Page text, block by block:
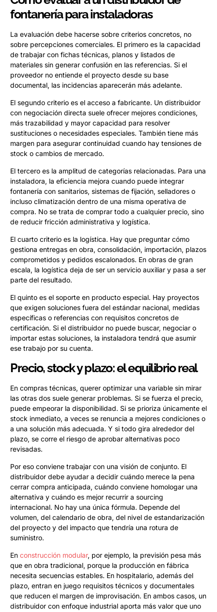
fontanería para instaladoras
La evaluación debe hacerse sobre criterios concretos, no
sobre percepciones comerciales. El primero es la capacidad
de trabajar con fichas técnicas, planos y listados de
materiales sin generar confusión en las referencias. Si el
proveedor no entiende el proyecto desde su base
documental, las incidencias aparecerán más adelante.
El segundo criterio es el acceso a fabricante. Un distribuidor
con negociación directa suele ofrecer mejores condiciones,
más trazabilidad y mayor capacidad para resolver
sustituciones o necesidades especiales. También tiene más
margen para asegurar continuidad cuando hay tensiones de
stock o cambios de mercado.
El tercero es la amplitud de categorías relacionadas. Para una
instaladora, la eficiencia mejora cuando puede integrar
fontanería con sanitarios, sistemas de fijación, selladores o
incluso climatización dentro de una misma operativa de
compra. No se trata de comprar todo a cualquier precio, sino
de reducir fricción administrativa y logística.
El cuarto criterio es la logística. Hay que preguntar cómo
gestiona entregas en obra, consolidación, importación, plazos
comprometidos y pedidos escalonados. En obras de gran
escala, la logística deja de ser un servicio auxiliar y pasa a ser
parte del resultado.
El quinto es el soporte en producto especial. Hay proyectos
que exigen soluciones fuera del estándar nacional, medidas
específicas o referencias con requisitos concretos de
certificación. Si el distribuidor no puede buscar, negociar o
importar estas soluciones, la instaladora tendrá que asumir
ese trabajo por su cuenta.
Precio, stock y plazo: el equilibrio real
En compras técnicas, querer optimizar una variable sin mirar
las otras dos suele generar problemas. Si se fuerza el precio,
puede empeorar la disponibilidad. Si se prioriza únicamente el
stock inmediato, a veces se renuncia a mejores condiciones o
a una solución más adecuada. Y si todo gira alrededor del
plazo, se corre el riesgo de aprobar alternativas poco
revisadas.
Por eso conviene trabajar con una visión de conjunto. El
distribuidor debe ayudar a decidir cuándo merece la pena
cerrar compra anticipada, cuándo conviene homologar una
alternativa y cuándo es mejor recurrir a sourcing
internacional. No hay una única fórmula. Depende del
volumen, del calendario de obra, del nivel de estandarización
del proyecto y del impacto que tendría una rotura de
suministro.
En construcción modular, por ejemplo, la previsión pesa más
que en obra tradicional, porque la producción en fábrica
necesita secuencias estables. En hospitalario, además del
plazo, entran en juego requisitos técnicos y documentales
que reducen el margen de improvisación. En ambos casos, un
distribuidor con enfoque industrial aporta más valor que uno